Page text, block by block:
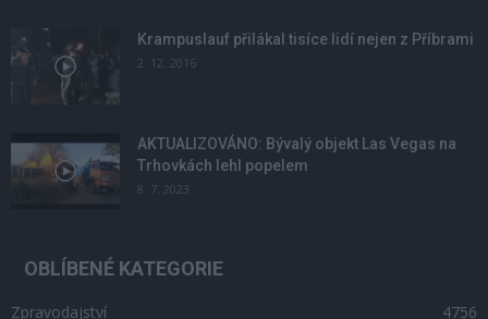
Krampuslauf přilákal tisíce lidí nejen z Příbrami
2. 12. 2016
AKTUALIZOVÁNO: Bývalý objekt Las Vegas na
Trhovkách lehl popelem
8. 7. 2023
OBLÍBENÉ KATEGORIE
Zpravodajství
4756